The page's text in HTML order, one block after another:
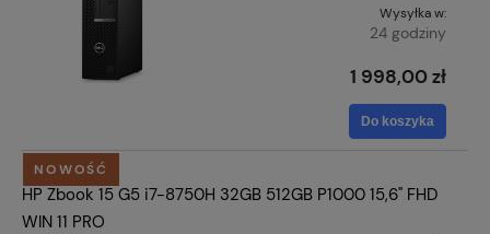
Wysyłka w:
24 godziny
1 998,00 zł
Do koszyka
HP Zbook 15 G5 i7-8750H 32GB 512GB P1000 15,6" FHD
WIN 11 PRO
NOWOŚĆ